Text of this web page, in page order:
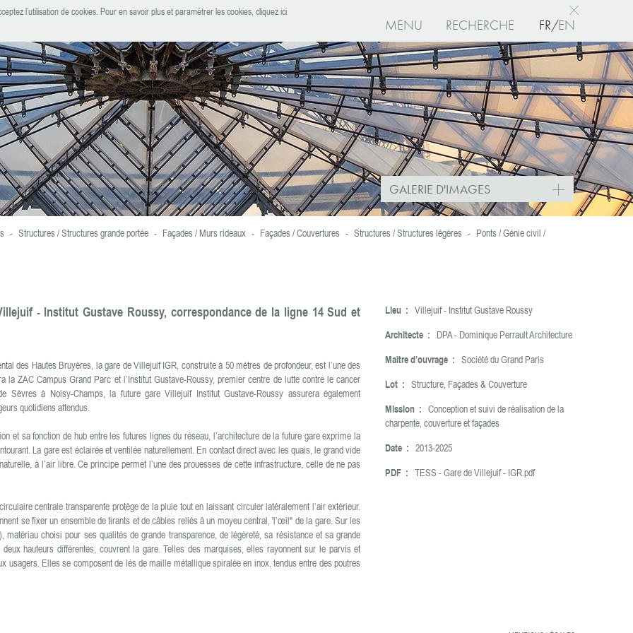
l’utilisation de cookies. Pour en savoir plus et paramétrer les cookies, cliquez ici
I
agree
MENU RECHERCHE FR EN
GALERIE D'IMAGES
- Structures / Structures grande portée - Façades / Murs rideaux - Façades / Couvertures - Structures / Structures légères - Ponts / Génie civil /
Lieu : Villejuif - Institut Gustave Roussy
Architecte : DPA - Dominique Perrault Architecture
Maître d’ouvrage : Société du Grand Paris
Lot : Structure, Façades & Couverture
Mission : Conception et suivi de réalisation de la
charpente, couverture et façades
Date : 2013-2025
PDF : TESS - Gare de Villejuif - IGR.pdf
- Institut Gustave Roussy, correspondance de la ligne 14 Sud et
des Hautes Bruyères, la gare de Villejuif IGR, construite à 50 mètres de profondeur, est l’une des
ZAC Campus Grand Parc et l’Institut Gustave-Roussy, premier centre de lutte contre le cancer
à Noisy-Champs, la future gare Villejuif Institut Gustave-Roussy assurera également
quotidiens attendus.
et sa fonction de hub entre les futures lignes du réseau, l’architecture de la future gare exprime la
La gare est éclairée et ventilée naturellement. En contact direct avec les quais, le grand vide
à l’air libre. Ce principe permet l’une des prouesses de cette infrastructure, celle de ne pas
centrale transparente protège de la pluie tout en laissant circuler latéralement l’air extérieur.
se fixer un ensemble de tirants et de câbles reliés à un moyeu central, 'l’œil" de la gare. Sur les
choisi pour ses qualités de grande transparence, de légèreté, sa résistance et sa grande
hauteurs différentes, couvrent la gare. Telles des marquises, elles rayonnent sur le parvis et
usagers. Elles se composent de lés de maille métallique spiralée en inox, tendus entre des poutres